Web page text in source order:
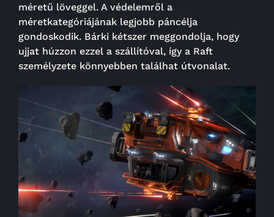
méretű löveggel. A védelemről a
méretkategóriájának legjobb páncélja
gondoskodik. Bárki kétszer meggondolja, hogy
ujjat húzzon ezzel a szállítóval, így a Raft
személyzete könnyebben találhat útvonalat.